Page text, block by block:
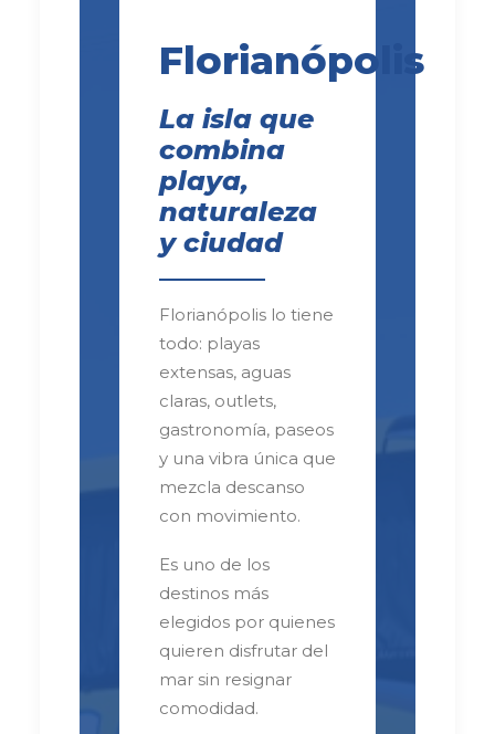
Florianópolis
La isla que
combina
playa,
naturaleza
y ciudad
Florianópolis lo tiene
todo: playas
extensas, aguas
claras, outlets,
gastronomía, paseos
y una vibra única que
mezcla descanso
con movimiento.
Es uno de los
destinos más
elegidos por quienes
quieren disfrutar del
mar sin resignar
comodidad.